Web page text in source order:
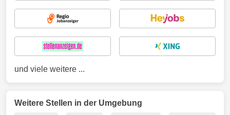
und viele weitere ...
Weitere Stellen in der Umgebung